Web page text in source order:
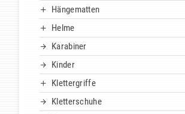
Hängematten
Helme
Karabiner
Kinder
Klettergriffe
Kletterschuhe